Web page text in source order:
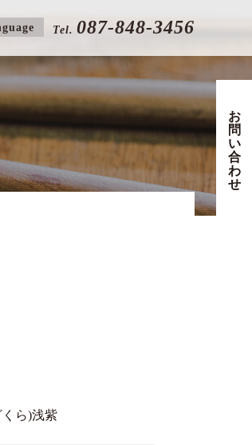
Tel. 087-848-3456
お
問
い
合
わ
せ
ら)浅紫